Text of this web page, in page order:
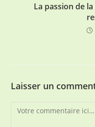
La passion de
Laisser un
Comment